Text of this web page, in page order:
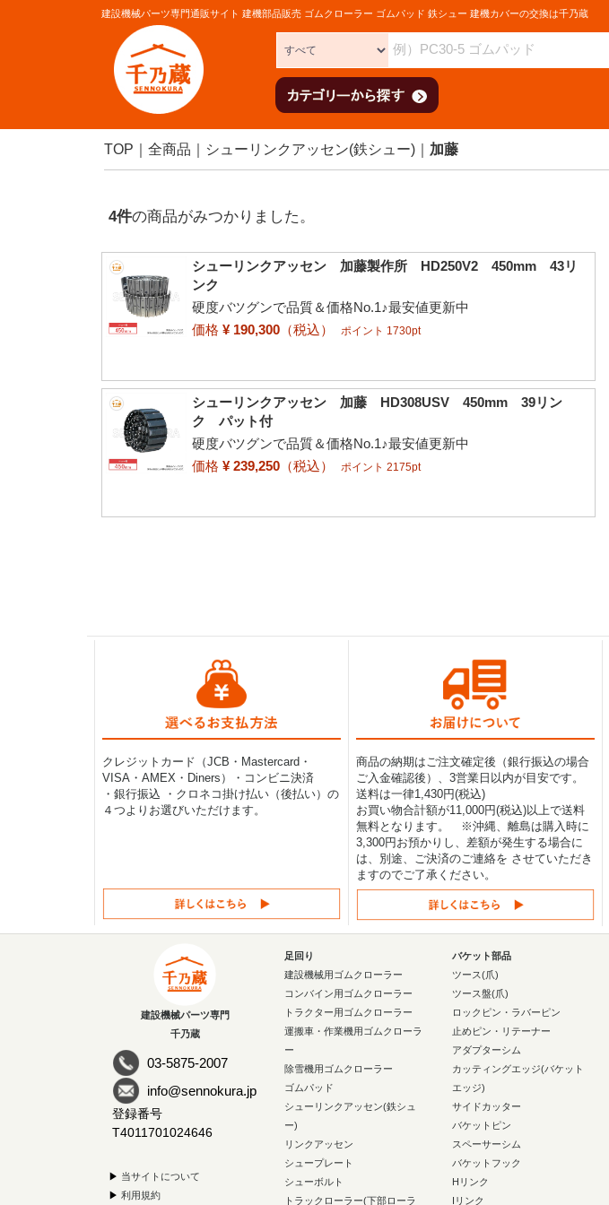
建設機械パーツ専門通販サイト 建機部品販売 ゴムクローラー ゴムパッド 鉄シュー 建機カバーの交換は千乃蔵
TOP 全商品 シューリンクアッセン(鉄シュー) 加藤
4件の商品がみつかりました。
シューリンクアッセン 加藤製作所 HD250V2 450mm 43リ
ンク
硬度バツグンで品質＆価格No.1♪最安値更新中
価格 ¥ 190,300 （税込） ポイント 1730pt
シューリンクアッセン 加藤 HD308USV 450mm 39リン
ク パット付
硬度バツグンで品質＆価格No.1♪最安値更新中
価格 ¥ 239,250 （税込） ポイント 2175pt
クレジットカード（JCB・Mastercard・
VISA・AMEX・Diners）・コンビニ決済
・銀行振込 ・クロネコ掛け払い（後払い）の
４つよりお選びいただけます。
商品の納期はご注文確定後（銀行振込の場合
ご入金確認後）、3営業日以内が目安です。
送料は一律1,430円(税込)
お買い物合計額が11,000円(税込)以上で送料
無料となります。 ※沖縄、離島は購入時に
3,300円お預かりし、差額が発生する場合に
は、別途、ご決済のご連絡を させていただき
ますのでご了承ください。
建設機械パーツ専門
千乃蔵
03-5875-2007
info@sennokura.jp
登録番号
T4011701024646
▶ 当サイトについて
▶ 利用規約
足回り
建設機械用ゴムクローラー
コンバイン用ゴムクローラー
トラクター用ゴムクローラー
運搬車・作業機用ゴムクローラ
ー
除雪機用ゴムクローラー
ゴムパッド
シューリンクアッセン(鉄シュ
ー)
リンクアッセン
シュープレート
シューボルト
トラックローラー(下部ローラ
バケット部品
ツース(爪)
ツース盤(爪)
ロックピン・ラバーピン
止めピン・リテーナー
アダプターシム
カッティングエッジ(バケット
エッジ)
サイドカッター
バケットピン
スペーサーシム
バケットフック
Hリンク
Iリンク